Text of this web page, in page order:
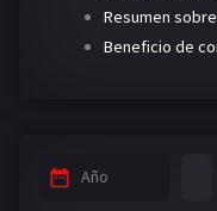
Resumen
Beneficio de
Año